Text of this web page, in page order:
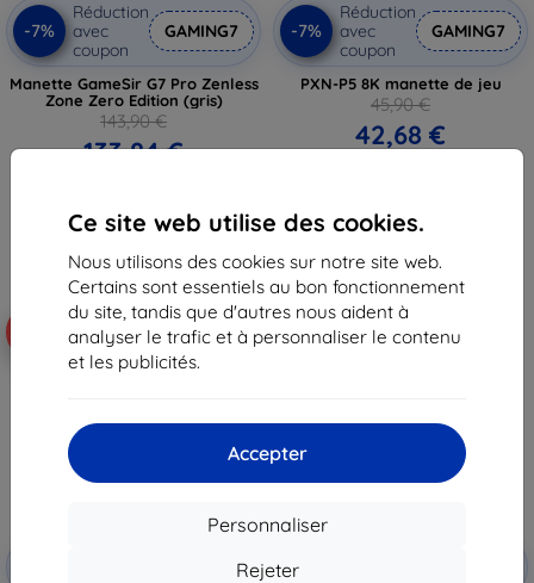
Ce site web utilise des cookies.
Nous utilisons des cookies sur notre site web.
Certains sont essentiels au bon fonctionnement
du site, tandis que d'autres nous aident à
analyser le trafic et à personnaliser le contenu
et les publicités.
Accepter
Personnaliser
Rejeter
-7%
Réduction
avec
coupon
GAMING7
Manette GameSir G7 Pro Zenless
Zone Zero Edition (gris)
143,90 €
133,84 €
-7%
Réduction
avec
coupon
GAMING7
PXN-P5 8K manette de jeu
45,90 €
42,68 €
Livraison gratuite
GAMING7
-7%
-7%